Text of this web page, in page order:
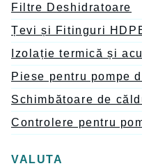
Filtre Deshidratoare
Țevi și Fitinguri
Izolație termică și
Piese pentru pompe
Schimbătoare de
Controlere pentru
VALUTA